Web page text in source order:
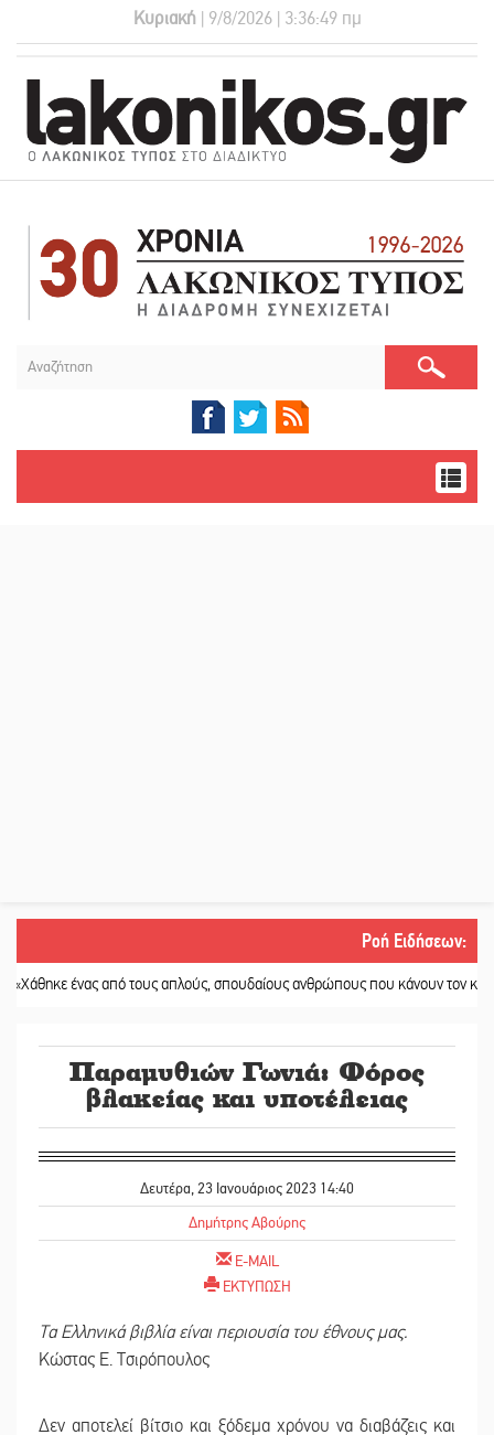
Κυριακή | 9/8/2026 | 3:36:49 πμ
Ροή Ειδήσεων:
ένας από τους απλούς, σπουδαίους ανθρώπους που κάνουν τον κόσμο λίγο
Παραμυθιών Γωνιά: Φόρος
βλακείας και υποτέλειας
Δευτέρα, 23 Ιανουάριος 2023 14:40
Δημήτρης Αβούρης
E-MAIL
ΕΚΤΥΠΩΣΗ
Τα Ελληνικά βιβλία είναι περιουσία του έθνους μας.
Κώστας Ε. Τσιρόπουλος
Δεν αποτελεί βίτσιο και ξόδεμα χρόνου να διαβάζεις και